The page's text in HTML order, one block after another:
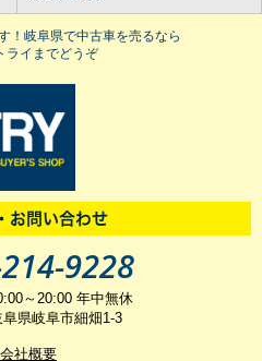
！岐阜県で中古車を売るなら
ライまでどうぞ
お問い合わせ
9228
～20:00 年中無休
県岐阜市細畑1-3
会社概要